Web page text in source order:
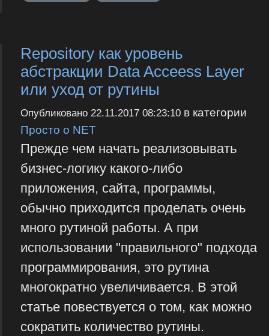
Repository как уровень
абстракции Data Acceess Layer
или уход от рутины
Опубликовано 22.11.2017 08:23:10в категории
Просто о NET
Прежде чем начать реализовывать
бизнес-логику какого-либо
приложения, сайта, программы,
обычно приходится проделать очень
много рутиной работы. А при
использовании "правильного" подхода
программирования, это рутина
многократно увеличивается. В этой
статье повествуется о том, как можно
сократить количество рутины.